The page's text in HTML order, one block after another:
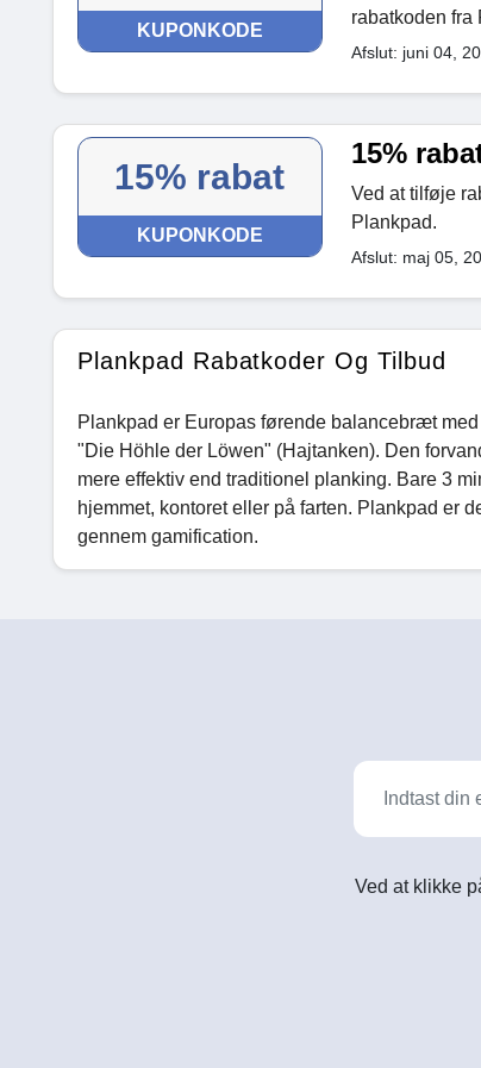
KUPONKODE
rabatkoden fra
Afslut: juni 04,
15% rabat
KUPONKODE
15%
Ved at tilføje
Plankpad.
Afslut: maj 05,
Plankpad Rabatkoder Og Tilbud
Plankpad er Europas førende balancebræt
"Die Höhle der Löwen" (Hajtanken). Den
mere effektiv end traditionel planking. Bare 3
hjemmet, kontoret eller på farten. Plankpad er
gennem gamification.
Ved at klikke